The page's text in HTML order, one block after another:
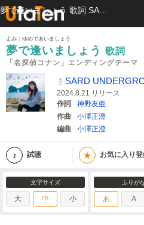
よみ：ゆめであいましょう
夢で逢いましょう 歌詞
「名探偵コナン」エンディングテーマ
SARD
2024.8.21 リリース
作詞
神野友亜
作曲
小澤正澄
編曲
小澤正澄
試聴 ★ お気に入り
文字サイズ
大 中 小
ふりが
あ A